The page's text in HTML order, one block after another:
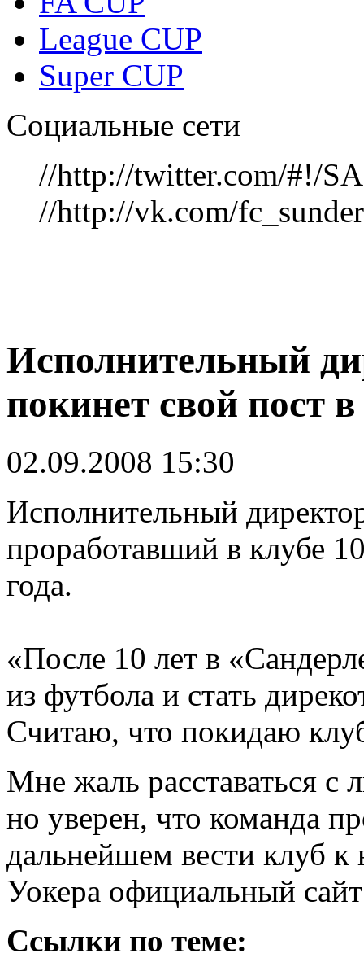
League CUP
Super CUP
Социальные сети
//http://twitter.com/#!/
//http://vk.com/
Исполнительный
покинет свой пост
02.09.2008 15:30
Исполнительный
проработавший в клубе
года.
«После 10 лет в
из футбола и стать
Считаю, что покидаю
Мне жаль расставаться с
но уверен, что команда
дальнейшем вести клуб
Уокера официальный
Ссылки по теме: